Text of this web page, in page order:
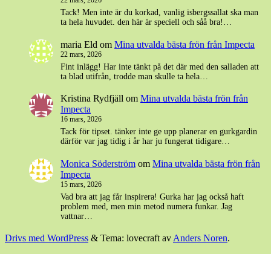
Tack! Men inte är du korkad, vanlig isbergssallat ska man
ta hela huvudet. den här är speciell och såå bra!…
maria Eld om Mina utvalda bästa frön från Impecta
22 mars, 2026
Fint inlägg! Har inte tänkt på det där med den salladen att
ta blad utifrån, trodde man skulle ta hela…
Kristina Rydfjäll om Mina utvalda bästa frön från
Impecta
16 mars, 2026
Tack för tipset. tänker inte ge upp planerar en gurkgardin
därför var jag tidig i år har ju fungerat tidigare…
Monica Söderström om Mina utvalda bästa frön från
Impecta
15 mars, 2026
Vad bra att jag får inspirera! Gurka har jag också haft
problem med, men min metod numera funkar. Jag
vattnar…
Drivs med WordPress & Tema: lovecraft avAnders Noren.